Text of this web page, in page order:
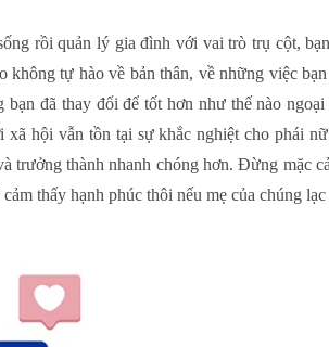
rồi quản lý gia đình với vai trò trụ cột,
tự hào về bản thân, về những việc
đã thay đổi để tốt hơn như thế nào
xã hội vẫn tồn tại sự khắc nghiệt cho phái
trưởng thành nhanh chóng hơn. Đừng mặc
thấy hạnh phúc thôi nếu mẹ của chúng